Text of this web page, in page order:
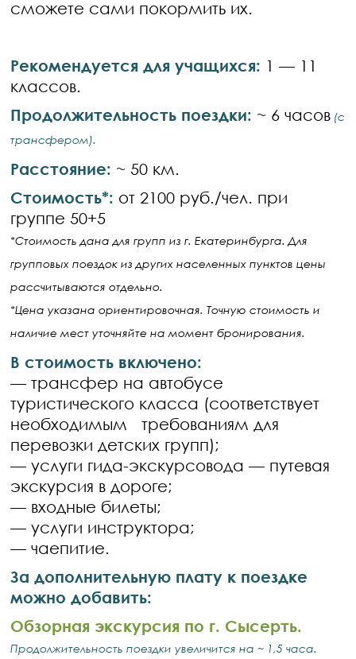
сможете сами покормить их.
Рекомендуется для учащихся: 1 — 11
классов.
Продолжительность поездки: ~ 6 часов (с
трансфером).
Расстояние: ~ 50 км.
Стоимость*: от 2100 руб./чел. при
группе 50+5
*Стоимость дана для групп из г. Екатеринбурга. Для
групповых поездок из других населенных пунктов цены
рассчитываются отдельно.
*Цена указана ориентировочная. Точную стоимость и
наличие мест уточняйте на момент бронирования.
В стоимость включено:
— трансфер на автобусе
туристического класса (соответствует
необходимым требованиям для
перевозки детских групп);
— услуги гида-экскурсовода — путевая
экскурсия в дороге;
— входные билеты;
— услуги инструктора;
— чаепитие.
За дополнительную плату к поездке
можно добавить:
Обзорная экскурсия по г. Сысерть.
Продолжительность поездки увеличится на ~ 1,5 часа.